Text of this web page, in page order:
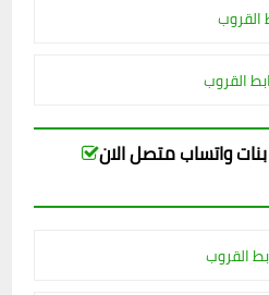
القروب
ابط القروب
واتساب متصل الان
القروب